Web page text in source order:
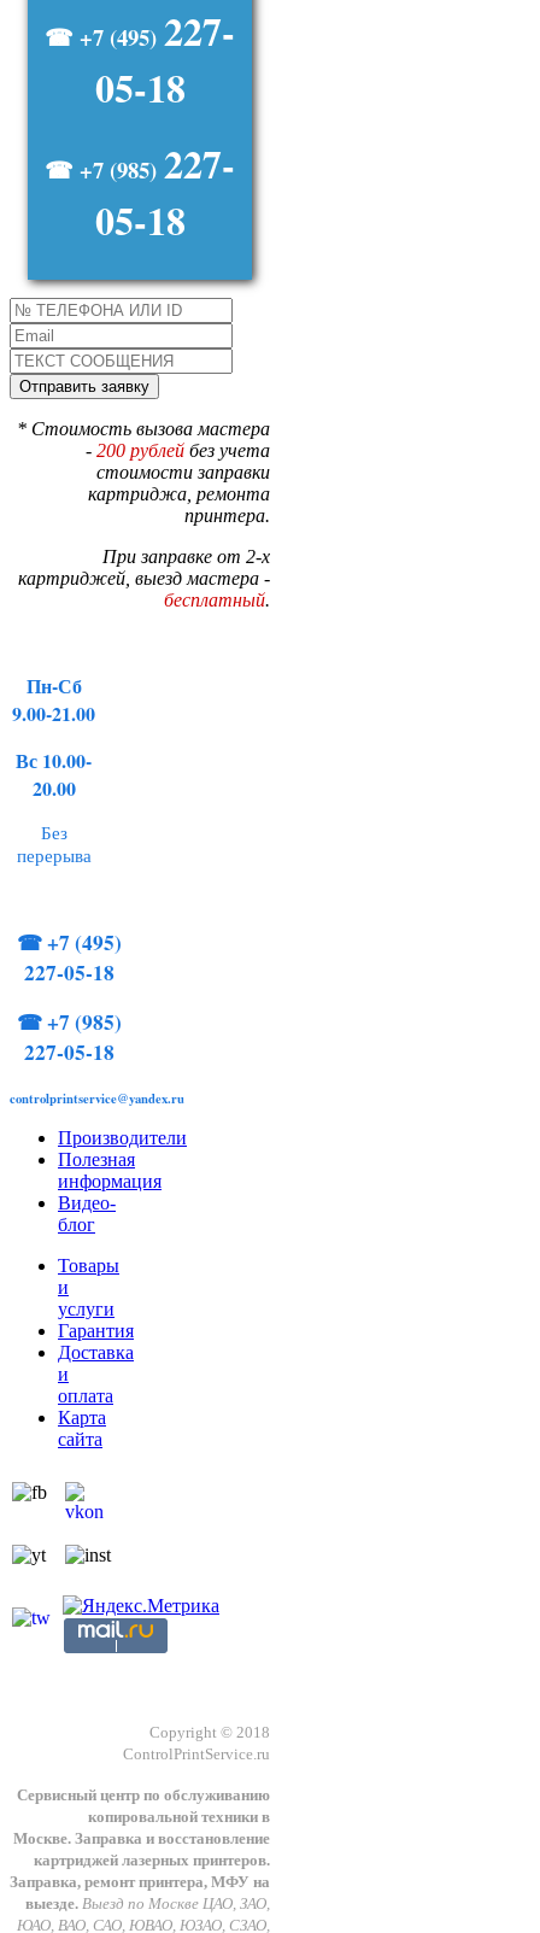
☎ +7 (495) 227-
05-18
☎ +7 (985) 227-
05-18
* Стоимость вызова мастера
- 200 рублей без учета
стоимости заправки
картриджа, ремонта
принтера.
При заправке от 2-х
картриджей, выезд мастера -
бесплатный.
Пн-Сб
9.00-21.00
Вс 10.00-
20.00
Без
перерыва
☎+7 (495)
227-05-18
☎+7 (985)
227-05-18
controlprintservice@yandex.ru
Производители
Полезная
информация
Видео-
блог
Товары
и
услуги
Гарантия
Доставка
и
оплата
Карта
сайта
Copyright © 2018
ControlPrintService.ru
Сервисный центр по обслуживанию
копировальной техники в
Москве. Заправка и восстановление
картриджей лазерных принтеров.
Заправка, ремонт принтера, МФУ на
выезде. Выезд по Москве ЦАО, ЗАО,
ЮАО, ВАО, САО, ЮВАО, ЮЗАО, СЗАО,